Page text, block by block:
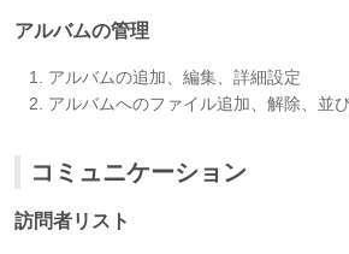
アルバムの管理
アルバムの追加、編集、詳細設定
アルバムへのファイル追加、解除、並
コミュニケーション
訪問者リスト